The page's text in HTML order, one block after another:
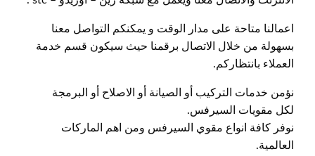
اعمالنا متاحة على مدار الوقت و يمكنكم التواصل معنا
بسهولة من خلال الاتصال برقمنا حيث سيكون قسم خدمة
العملاء بانتظاركم.
نؤمن خدمات التركيب أو الصيانة أو الاصلاح أو البرمجة
لكل مقويات السيرفس.
نوفر كافة انواع مقوي السيرفس ومن اهم الماركات
العالمية.